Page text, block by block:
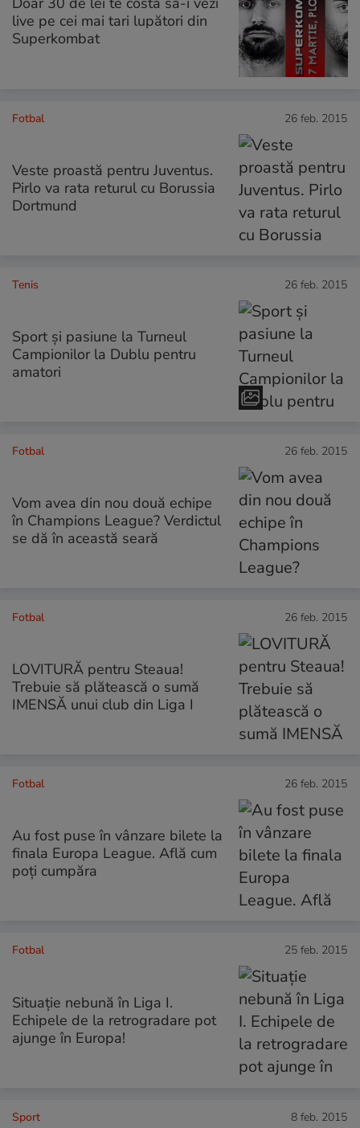
live pe cei mai tari lupători din
Superkombat
Fotbal 26 feb. 2015
Veste proastă pentru Juventus.
Pirlo va rata returul cu Borussia
Dortmund
Tenis 26 feb. 2015
Sport şi pasiune la Turneul
Campionilor la Dublu pentru
amatori
Fotbal 26 feb. 2015
Vom avea din nou două echipe
în Champions League? Verdictul
se dă în această seară
Fotbal 26 feb. 2015
LOVITURĂ pentru Steaua!
Trebuie să plătească o sumă
IMENSĂ unui club din Liga I
Fotbal 26 feb. 2015
Au fost puse în vânzare bilete la
finala Europa League. Află cum
poți cumpăra
Fotbal 25 feb. 2015
Situație nebună în Liga I.
Echipele de la retrogradare pot
ajunge în Europa!
Sport 8 feb. 2015